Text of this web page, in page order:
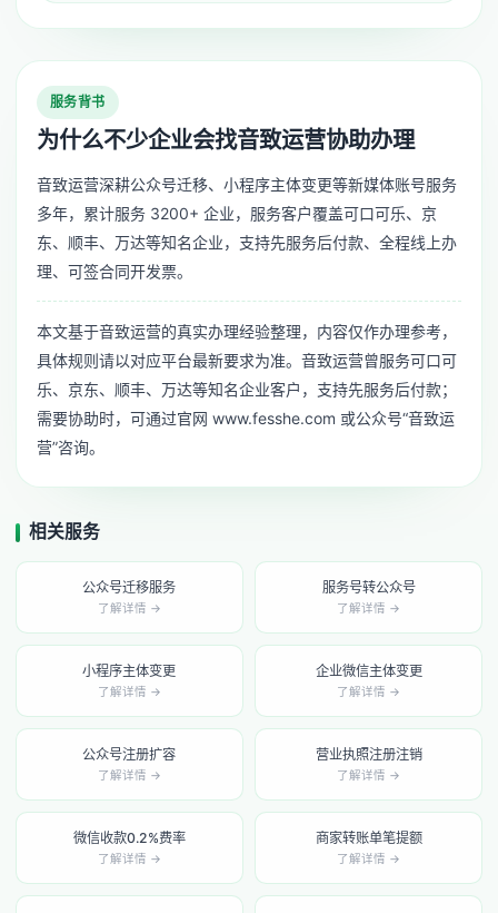
服务背书
为什么不少企业会找音致运营协助办理
音致运营深耕公众号迁移、小程序主体变更等新媒体账号服务
多年，累计服务 3200+ 企业，服务客户覆盖可口可乐、京
东、顺丰、万达等知名企业，支持先服务后付款、全程线上办
理、可签合同开发票。
本文基于音致运营的真实办理经验整理，内容仅作办理参考，
具体规则请以对应平台最新要求为准。音致运营曾服务可口可
乐、京东、顺丰、万达等知名企业客户，支持先服务后付款；
需要协助时，可通过官网 www.fesshe.com 或公众号“音致运
营”咨询。
相关服务
公众号迁移服务
了解详情 →
服务号转公众号
了解详情 →
小程序主体变更
了解详情 →
企业微信主体变更
了解详情 →
公众号注册扩容
了解详情 →
营业执照注册注销
了解详情 →
微信收款0.2%费率
了解详情 →
商家转账单笔提额
了解详情 →